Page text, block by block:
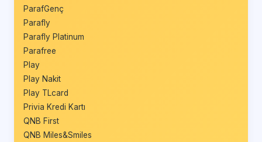
ParafGenç
Parafly
Parafly Platinum
Parafree
Play
Play Nakit
Play TLcard
Privia Kredi Kartı
QNB First
QNB Miles&Smiles